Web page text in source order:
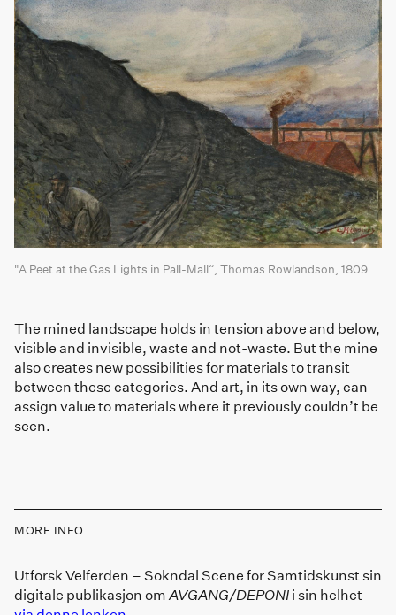
"A Peet at the Gas Lights in Pall-Mall”, Thomas Rowlandson, 1809.
The mined landscape holds in tension above and below,
visible and invisible, waste and not-waste. But the mine
also creates new possibilities for materials to transit
between these categories. And art, in its own way, can
assign value to materials where it previously couldn’t be
seen.
MORE INFO
Utforsk Velferden – Sokndal Scene for Samtidskunst sin
digitale publikasjon omAVGANG/DEPONIi sin helhet